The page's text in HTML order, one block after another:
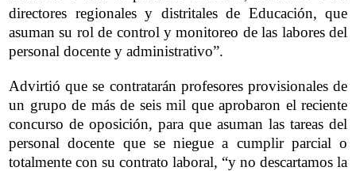
directores regionales y distritales de Educación, que
asuman su rol de control y monitoreo de las labores del
personal docente y administrativo”.
Advirtió que se contratarán profesores provisionales de
un grupo de más de seis mil que aprobaron el reciente
concurso de oposición, para que asuman las tareas del
personal docente que se niegue a cumplir parcial o
totalmente con su contrato laboral, “y no descartamos la